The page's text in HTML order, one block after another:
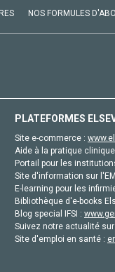
NOS FORMULES
PLATEFORMES
Site e-commerce :
Aide à la pratique
Portail pour les
Site d'information sur
E-learning pour les
Bibliothèque d'e-books
Blog special IFSI :
Suivez notre actualité
Site d'emploi en santé :